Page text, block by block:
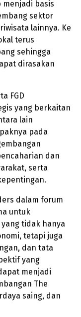
basis
sektor
lainnya. Ke
terus
sehingga
dirasakan
FGD
yang berkaitan
lain
pada
dan
serta
dalam forum
untuk
tidak hanya
tetapi juga
dan tata
yang
menjadi
The
saing, dan